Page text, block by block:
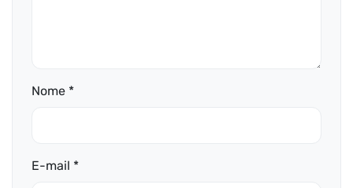
Nome *
E-mail *